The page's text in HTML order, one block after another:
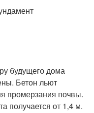
будущего дома
Бетон льют
промерзания почвы.
получается от 1,4 м.